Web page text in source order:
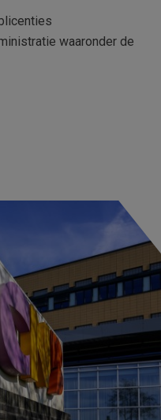
waaronder de